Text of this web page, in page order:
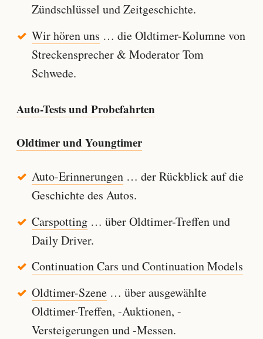
Zündschlüssel und Zeitgeschichte.
Wir hören uns … die Oldtimer-Kolumne von
Streckensprecher & Moderator Tom
Schwede.
Auto-Tests und Probefahrten
Oldtimer und Youngtimer
Auto-Erinnerungen… der Rückblick auf die
Geschichte des Autos.
Carspotting… über Oldtimer-Treffen und
Daily Driver.
Continuation Cars und Continuation Models
Oldtimer-Szene… über ausgewählte
Oldtimer-Treffen, -Auktionen, -
Versteigerungen und -Messen.